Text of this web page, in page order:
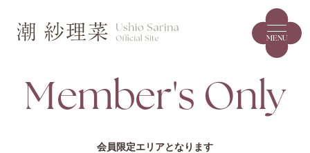
MENU
Member's Only
会員限定エリアとなります